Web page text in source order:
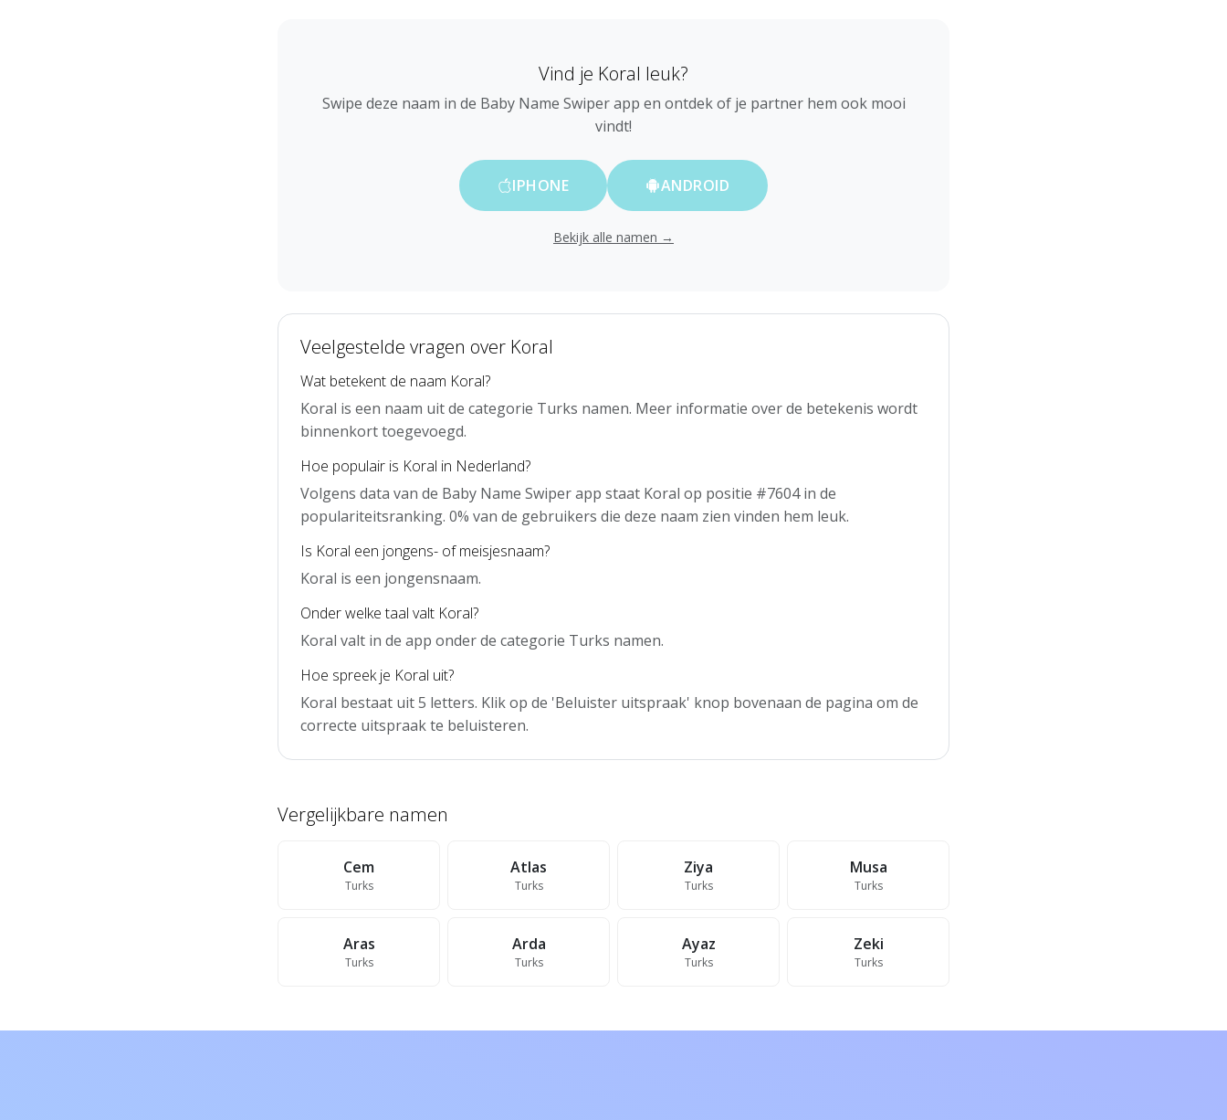
Vind je Koral leuk?
Swipe deze naam in de Baby Name Swiper app en ontdek of je partner hem ook mooi
vindt!
IPHONE ANDROID
Bekijk alle namen →
Veelgestelde vragen over Koral
Wat betekent de naam Koral?
Koral is een naam uit de categorie Turks namen. Meer informatie over de betekenis wordt
binnenkort toegevoegd.
Hoe populair is Koral in Nederland?
Volgens data van de Baby Name Swiper app staat Koral op positie #7604 in de
populariteitsranking. 0% van de gebruikers die deze naam zien vinden hem leuk.
Is Koral een jongens- of meisjesnaam?
Koral is een jongensnaam.
Onder welke taal valt Koral?
Koral valt in de app onder de categorie Turks namen.
Hoe spreek je Koral uit?
Koral bestaat uit 5 letters. Klik op de 'Beluister uitspraak' knop bovenaan de pagina om de
correcte uitspraak te beluisteren.
Vergelijkbare namen
Cem
Turks
Atlas
Turks
Ziya
Turks
Musa
Turks
Aras
Turks
Arda
Turks
Ayaz
Turks
Zeki
Turks